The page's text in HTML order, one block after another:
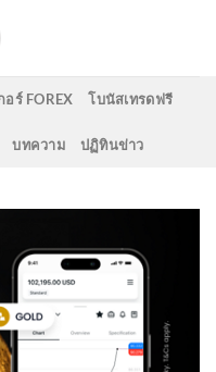
อร์ FOREX โบนัสเทรดฟรี
บทความ ปฏิทินข่าว